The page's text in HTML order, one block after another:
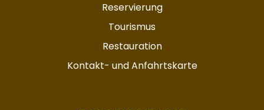
Reservierung
Tourismus
Restauration
Kontakt- und Anfahrtskarte